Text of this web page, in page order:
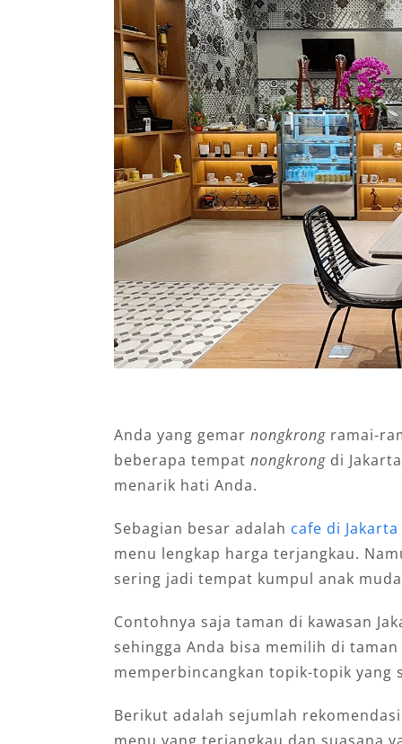
Anda yang gemar nongkrongramai-
beberapa tempat nongkrongdi
menarik hati Anda.
Sebagian besar adalah cafe di
menu lengkap harga terjangkau.
sering jadi tempat kumpul anak
Contohnya saja taman di kawasan
sehingga Anda bisa memilih di
memperbincangkan topik-topik yang
Berikut adalah sejumlah